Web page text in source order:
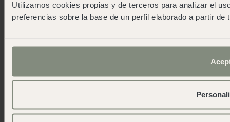
Utilizamos cookies propias y de terceros para analizar el
preferencias sobre la base de un perfil elaborado a partir
wecamp headquarters
+34 900 056 003
Politique de
actividades· RTA (CM/CA/00063)